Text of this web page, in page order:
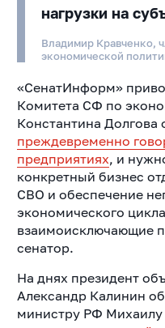
нагрузки на
Владимир Кравченко,
экономической
«СенатИнформ»
Комитета СФ по
Константина Долгова
преждевременно
предприятиях, и
конкретный бизнес
СВО и обеспечение
экономического
взаимоисключающие
сенатор.
На днях президент
Александр Калинин
министру РФ